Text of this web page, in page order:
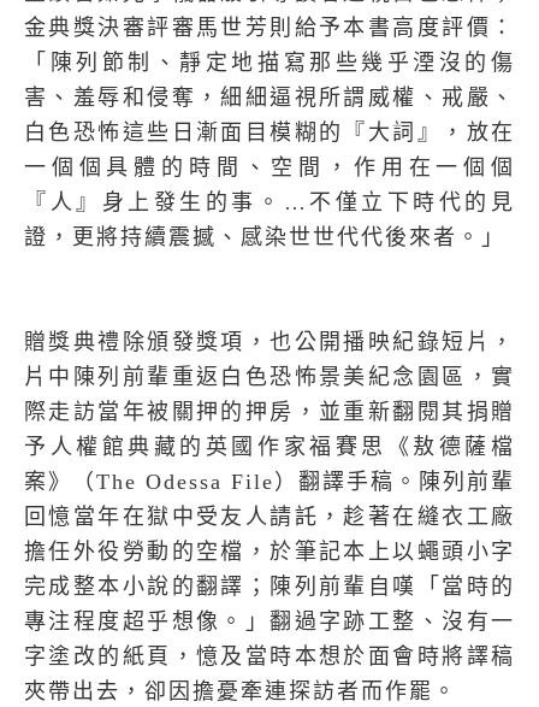
金典獎決審評審馬世芳則給予本書高度評價：
「陳列節制、靜定地描寫那些幾乎湮沒的傷
害、羞辱和侵奪，細細逼視所謂威權、戒嚴、
白色恐怖這些日漸面目模糊的『大詞』，放在
一個個具體的時間、空間，作用在一個個
『人』身上發生的事。 … 不僅立下時代的見
證，更將持續震撼、感染世世代代後來者。」
贈獎典禮除頒發獎項，也公開播映紀錄短片，
片中陳列前輩重返白色恐怖景美紀念園區，實
際走訪當年被關押的押房，並重新翻閱其捐贈
予人權館典藏的英國作家福賽思《敖德薩檔
案》（ The Odessa File ）翻譯手稿。陳列前輩
回憶當年在獄中受友人請託，趁著在縫衣工廠
擔任外役勞動的空檔，於筆記本上以蠅頭小字
完成整本小說的翻譯；陳列前輩自嘆「當時的
專注程度超乎想像。」翻過字跡工整、沒有一
字塗改的紙頁，憶及當時本想於面會時將譯稿
夾帶出去，卻因擔憂牽連探訪者而作罷。